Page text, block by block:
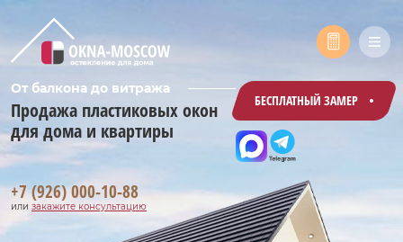
От балкона до витража
Продажа пластиковых окон
для дома и квартиры
БЕСПЛАТНЫЙ ЗАМЕР
+7 (926) 000-10-88
или закажите консультацию